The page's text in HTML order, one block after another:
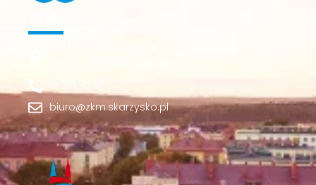
41 310 93 90
biuro@zkm.skarzysko.pl